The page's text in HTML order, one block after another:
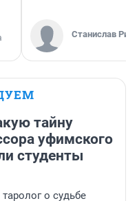
Станислав
тайну
уфимского
студенты
о судьбе